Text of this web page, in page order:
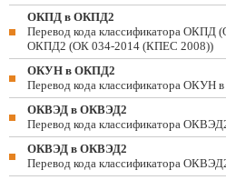
ОКПД в ОКПД2
Перевод кода классификатора ОКПД
ОКПД2 (ОК 034-2014 (КПЕС 2008))
ОКУН в ОКПД2
Перевод кода классификатора ОКУН
ОКВЭД в ОКВЭД2
Перевод кода классификатора
ОКВЭД в ОКВЭД2
Перевод кода классификатора